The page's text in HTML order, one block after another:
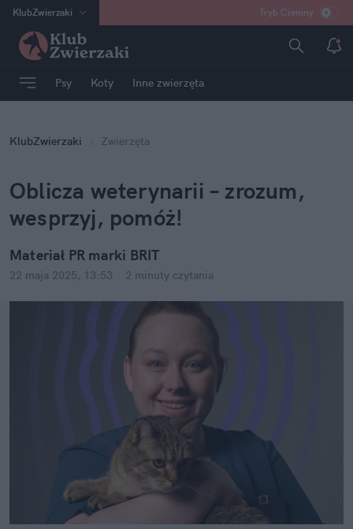
KlubZwierzaki
na:Temat
INN:Poland
ASZ:dziennik
dad :HERO
Tryb Ciemny
Psy Koty Inne zwierzęta
KlubZwierzaki Zwierzęta
Oblicza weterynarii – zrozum,
wesprzyj, pomóż!
Materiał PR marki BRIT
22 maja 2025, 13:53 2 minuty czytania